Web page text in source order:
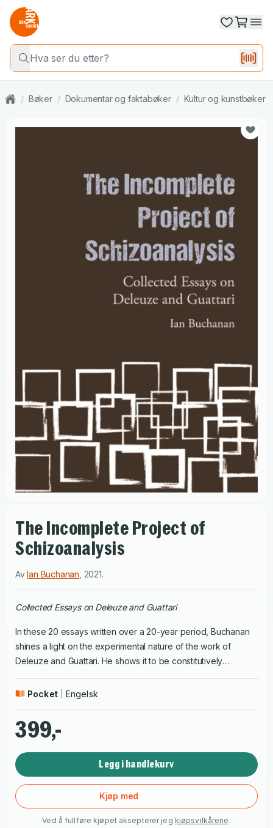
/ Bøker / Dokumentar og faktabøker / Kultur og kunstbøker
The Incomplete Project of
Schizoanalysis
AvIan Buchanan 2021.
Collected Essays on Deleuze and Guattari
In these 20 essays written over a 20-year period, Buchanan
shines a light on the experimental nature of the work of
Deleuze and Guattari. He shows it to be constitutively
contemporary situation which is constantly changing and can
around five main themes - Method, Film, Space, Analysis and
Assemblages - Buchanan's book will appeal to experts as
literary criticism, film studies, cultural studies, political theory
and philosophy.
Pocket Engelsk
399,-
Legg i handlekurv
Kjøp med
Ved å fullføre kjøpet aksepterer jeg kjøpsvilkårene .